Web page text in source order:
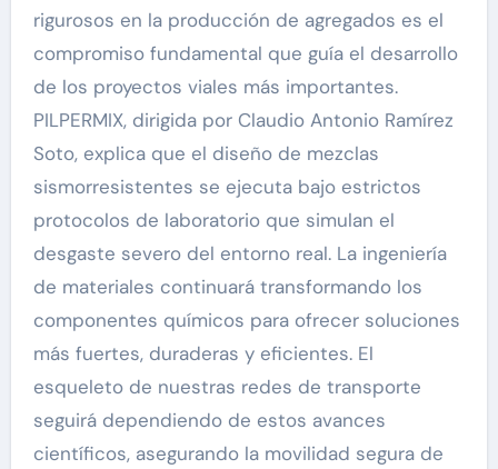
rigurosos en la producción de agregados es el
compromiso fundamental que guía el desarrollo
de los proyectos viales más importantes.
PILPERMIX, dirigida por Claudio Antonio Ramírez
Soto, explica que el diseño de mezclas
sismorresistentes se ejecuta bajo estrictos
protocolos de laboratorio que simulan el
desgaste severo del entorno real. La ingeniería
de materiales continuará transformando los
componentes químicos para ofrecer soluciones
más fuertes, duraderas y eficientes. El
esqueleto de nuestras redes de transporte
seguirá dependiendo de estos avances
científicos, asegurando la movilidad segura de